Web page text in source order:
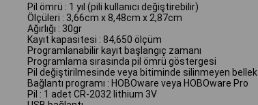
Pil ömrü : 1 yıl (pili kullanıcı değiştirebilir)
Ölçüleri : 3,66cm x 8,48cm x 2,87cm
Ağırlığı : 30gr
Kayıt kapasitesi : 84,650 ölçüm
Programlanabilir kayıt başlangıç zamanı
Programlama sırasında pil ömrü göstergesi
Pil değiştirilmesinde veya bitiminde silinmeyen bellek
Bağlantı programı : HOBOware veya HOBOware Pro
Pil : 1 adet CR-2032 lithium 3V